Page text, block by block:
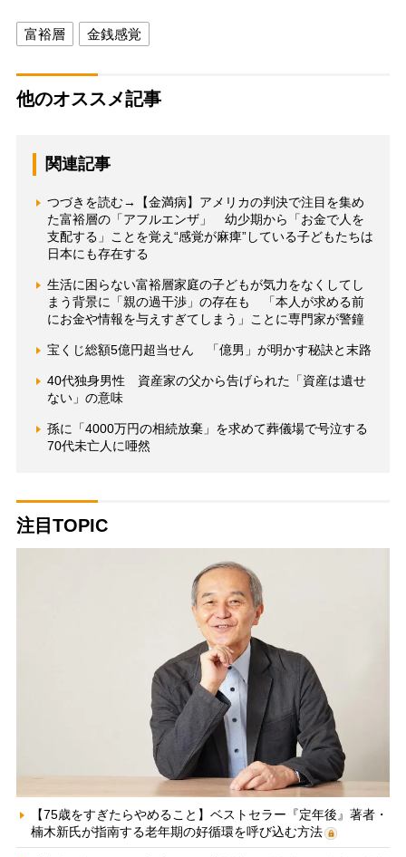
富裕層 金銭感覚
他のオススメ記事
関連記事
つづきを読む→【金満病】アメリカの判決で注目を集め
た富裕層の「アフルエンザ」 幼少期から「お金で人を
支配する」ことを覚え“感覚が麻痺”している子どもたちは
日本にも存在する
生活に困らない富裕層家庭の子どもが気力をなくしてし
まう背景に「親の過干渉」の存在も 「本人が求める前
にお金や情報を与えすぎてしまう」ことに専門家が警鐘
宝くじ総額5億円超当せん 「億男」が明かす秘訣と末路
40代独身男性 資産家の父から告げられた「資産は遺せ
ない」の意味
孫に「4000万円の相続放棄」を求めて葬儀場で号泣する
70代未亡人に唖然
注目TOPIC
【75歳をすぎたらやめること】ベストセラー『定年後』著者・
楠木新氏が指南する老年期の好循環を呼び込む方法